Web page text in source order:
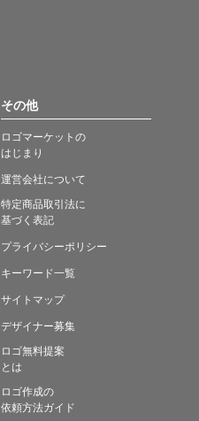
その他
ロゴマーケットの
はじまり
運営会社について
特定商品取引法に
基づく表記
プライバシーポリシー
キーワード一覧
サイトマップ
デザイナー募集
ロゴ無料提案
とは
ロゴ作成の
依頼方法ガイド